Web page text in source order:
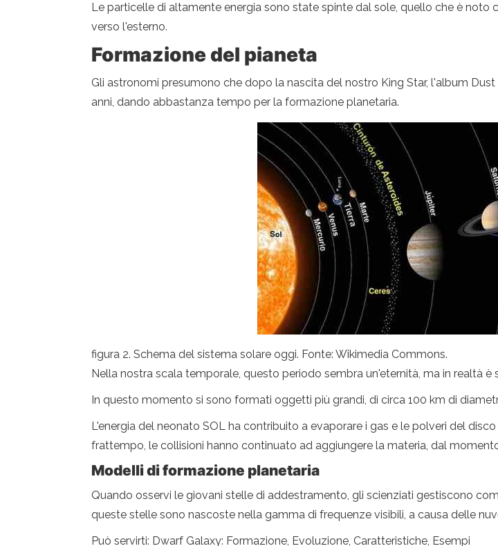
Le particelle di altamente energia sono state spinte dal sole, quello che è noto
verso l'esterno.
Formazione del pianeta
Gli astronomi presumono che dopo la nascita del nostro King Star, l'album
anni, dando abbastanza tempo per la formazione planetaria.
figura 2. Schema del sistema solare oggi. Fonte: Wikimedia Commons.
Nella nostra scala temporale, questo periodo sembra un'eternità, ma in realtà
In questo momento si sono formati oggetti più grandi, di circa 100 km di
L'energia del neonato SOL ha contribuito a evaporare i gas e le polveri del
frattempo, le collisioni hanno continuato ad aggiungere la materia, dal
Modelli di formazione planetaria
Quando osservi le giovani stelle di addestramento, gli scienziati gestiscono
queste stelle sono nascoste nella gamma di frequenze visibili, a causa delle
Può servirti: Dwarf Galaxy: Formazione, Evoluzione, Caratteristiche, Esempi